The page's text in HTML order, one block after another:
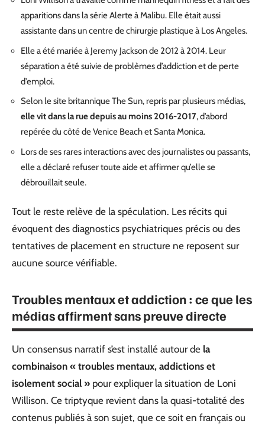
apparitions dans la série Alerte à Malibu. Elle était aussi
assistante dans un centre de chirurgie plastique à Los Angeles.
Elle a été mariée à Jeremy Jackson de 2012 à 2014. Leur
séparation a été suivie de problèmes d’addiction et de perte
d’emploi.
Selon le site britannique The Sun, repris par plusieurs médias,
elle vit dans la rue depuis au moins 2016-2017, d’abord
repérée du côté de Venice Beach et Santa Monica.
Lors de ses rares interactions avec des journalistes ou passants,
elle a déclaré refuser toute aide et affirmer qu’elle se
débrouillait seule.
Tout le reste relève de la spéculation. Les récits qui
évoquent des diagnostics psychiatriques précis ou des
tentatives de placement en structure ne reposent sur
aucune source vérifiable.
Troubles mentaux et addiction : ce que les
médias affirment sans preuve directe
Un consensus narratif s’est installé autour de la
combinaison « troubles mentaux, addictions et
isolement social » pour expliquer la situation de Loni
Willison. Ce triptyque revient dans la quasi-totalité des
contenus publiés à son sujet, que ce soit en français ou